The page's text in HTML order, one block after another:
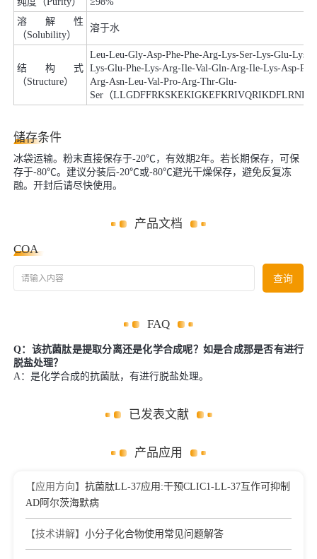
溶解性
（Solubility）
溶于水
结构式
（Structure）
Leu-Leu-Gly-Asp-Phe-Phe-Arg-Lys-Ser-Lys-Glu-Lys-
Lys-Glu-Phe-Lys-Arg-Ile-Val-Gln-Arg-Ile-Lys-Asp-
Arg-Asn-Leu-Val-Pro-Arg-Thr-Glu-
Ser（
储存条件
冰袋运输。粉末直接保存于-20℃，有效期2年。若长期保存，可保
存于-80℃。建议分装后-20℃或-80℃避光干燥保存，避免反复冻
融。开封后请尽快使用。
产品文档
COA
请输入内容 查询
FAQ
Q：该抗菌肽是提取分离还是化学合成呢？如是合成那是否有进行
脱盐处理？
A：是化学合成的抗菌肽，有进行脱盐处理。
已发表文献
产品应用
【应用方向】 抗菌肽LL-37应用:干预CLIC1-LL-37互作可抑制
AD阿尔茨海默病
【技术讲解】 小分子化合物使用常见问题解答